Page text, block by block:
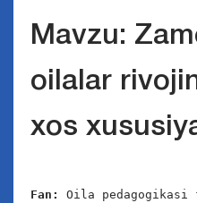
Mavzu:
oilalar
xos
Fan: Oila pedagogikasi